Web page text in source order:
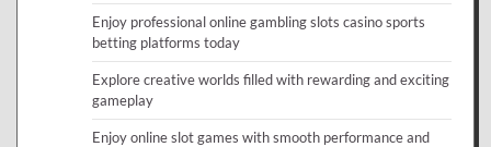
Enjoy professional online gambling slots casino sports
betting platforms today
Explore creative worlds filled with rewarding and exciting
gameplay
Enjoy online slot games with smooth performance and